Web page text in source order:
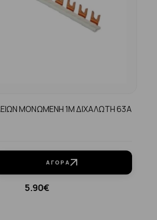
ΜΟΝΩΜΕΝΗ 1Μ ΔΙΧΑΛΩΤΗ 63Α
ΑΓΟΡΆ
5.90€